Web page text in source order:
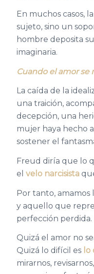
En muchos casos,
sujeto, sino un
hombre deposita
imaginaria.
Cuando el amor se
La caída de la
una traición,
decepción, una
mujer haya hecho
sostener el
Freud diría que lo
el velo narcisista
Por tanto,
y aquello que
perfección perdida.
Quizá el amor no
Quizá lo difícil es
mirarnos,